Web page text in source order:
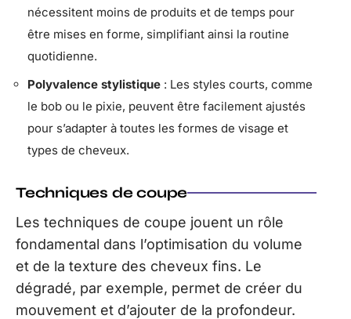
nécessitent moins de produits et de temps pour
être mises en forme, simplifiant ainsi la routine
quotidienne.
Polyvalence stylistique : Les styles courts, comme
le bob ou le pixie, peuvent être facilement ajustés
pour s’adapter à toutes les formes de visage et
types de cheveux.
Techniques de coupe
Les techniques de coupe jouent un rôle
fondamental dans l’optimisation du volume
et de la texture des cheveux fins. Le
dégradé, par exemple, permet de créer du
mouvement et d’ajouter de la profondeur.